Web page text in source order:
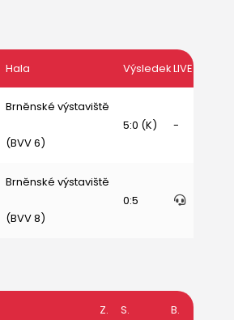
Hala VýsledekLIVE
Brněnské výstaviště
(BVV 6)
5:0 (K) -
Brněnské výstaviště
(BVV 8)
0:5
Z. S. B.